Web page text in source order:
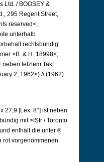
Ltd. / BOOSEY &
295 Regent Street,
reserved<;
unterhalb
rechtsbündig
>B. & H. 18998<;
letztem Takt
2, 1962<) // (1962)
27,9 [Lex. 8°] ist neben
mit >IStr / Toronto
enthält die unter ®
rot vorgenommenen